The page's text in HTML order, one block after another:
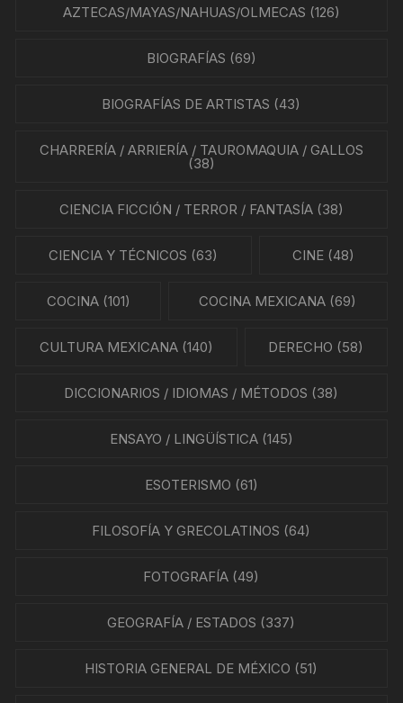
AZTECAS/MAYAS/NAHUAS/OLMECAS (126)
BIOGRAFÍAS (69)
BIOGRAFÍAS DE ARTISTAS (43)
CHARRERÍA / ARRIERÍA / TAUROMAQUIA / GALLOS
(38)
CIENCIA FICCIÓN / TERROR / FANTASÍA(38)
CIENCIA Y TÉCNICOS (63) CINE(48)
COCINA(101) COCINA MEXICANA (69)
CULTURA MEXICANA(140) DERECHO (58)
DICCIONARIOS / IDIOMAS / MÉTODOS (38)
ENSAYO / LINGÜÍSTICA(145)
ESOTERISMO (61)
FILOSOFÍA Y GRECOLATINOS (64)
FOTOGRAFÍA (49)
GEOGRAFÍA / ESTADOS (337)
HISTORIA GENERAL DE MÉXICO (51)